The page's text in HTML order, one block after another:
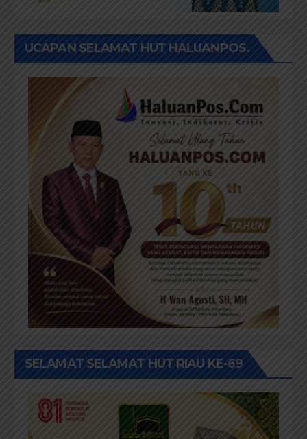
UCAPAN SELAMAT HUT HALUANPOS.
SELAMAT SELAMAT HUT RIAU KE-69